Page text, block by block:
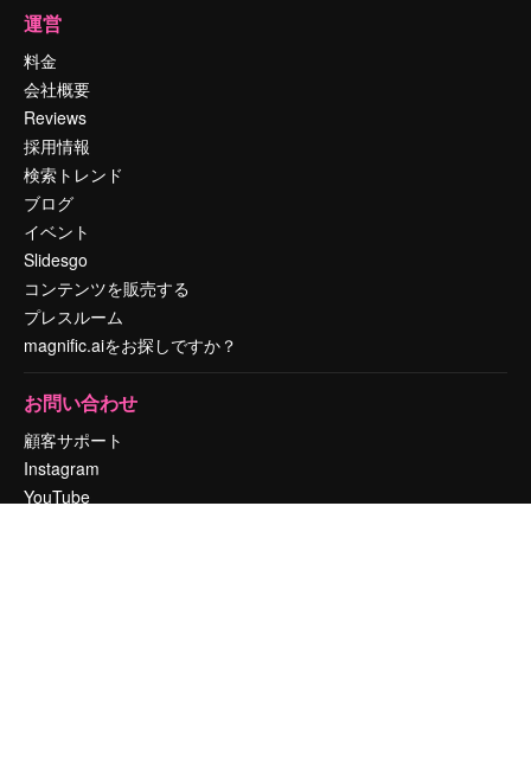
運営
料金
会社概要
Reviews
採用情報
検索トレンド
ブログ
イベント
Slidesgo
コンテンツを販売する
プレスルーム
magnific.aiをお探しですか？
お問い合わせ
顧客サポート
Instagram
YouTube